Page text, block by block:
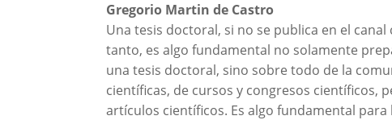
Gregorio Martin de Castro
Una tesis doctoral, si no se publica en el
tanto, es algo fundamental no solamente
una tesis doctoral, sino sobre todo de la
científicas, de cursos y congresos científicos,
artículos científicos. Es algo fundamental